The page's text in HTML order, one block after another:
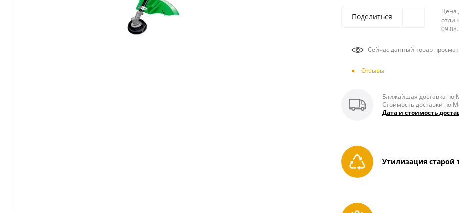
Поделиться
Цена
Сейчас данный товар
Отзывы
Ближайшая доставка по
Стоимость доставки по
Дата и стоимость
Утилизация старой